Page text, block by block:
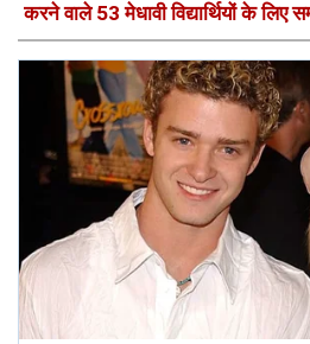
करने वाले 53 मेधावी विद्यार्थियों के लिए